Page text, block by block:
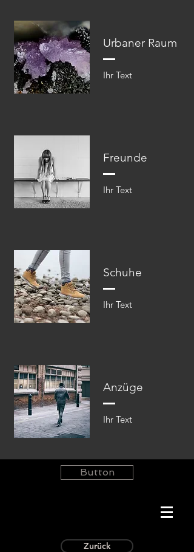
Urbaner Raum
Ihr Text​​
Freunde
Ihr Text​​
Schuhe
Ihr Text​​
Anzüge
Ihr Text​​
Button
Zurück